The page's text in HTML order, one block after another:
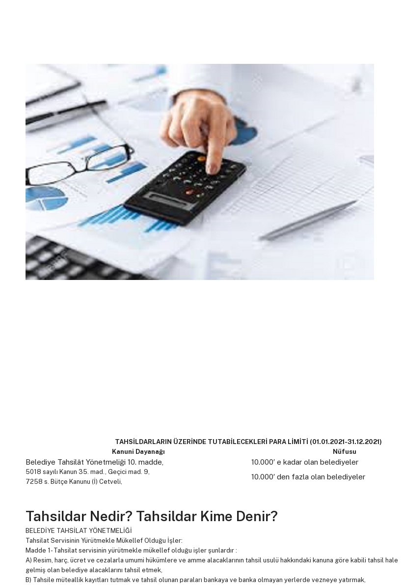
TAHSİLDARLARIN ÜZERİNDE TUTABİLECEKLERİ PARA LİMİTİ (01.01.2021-31.12.2021)
Kanuni Dayanağı
Nüfusu
Belediye Tahsilât Yönetmeliği 10. madde,
5018 sayılı Kanun 35. mad., Geçici mad. 9,
7258 s. Bütçe Kanunu (İ) Cetveli,
10.000′ e kadar olan belediyeler
10.000′ den fazla olan belediyeler
Tahsildar Nedir? Tahsildar Kime Denir?
BELEDİYE TAHSİLAT YÖNETMELİĞİ
Tahsilat Servisinin Yürütmekle Mükellef Olduğu İşler:
Madde 1- Tahsilat servisinin yürütmekle mükellef olduğu işler şunlardır :
A) Resim, harç, ücret ve cezalarla umumi hükümlere ve amme alacaklarının tahsil usulü hakkındaki kanuna göre kabili tahsil hale
gelmiş olan belediye alacaklarını tahsil etmek,
B) Tahsile müteallik kayıtları tutmak ve tahsil olunan paraları bankaya ve banka olmayan yerlerde vezneye yatırmak,